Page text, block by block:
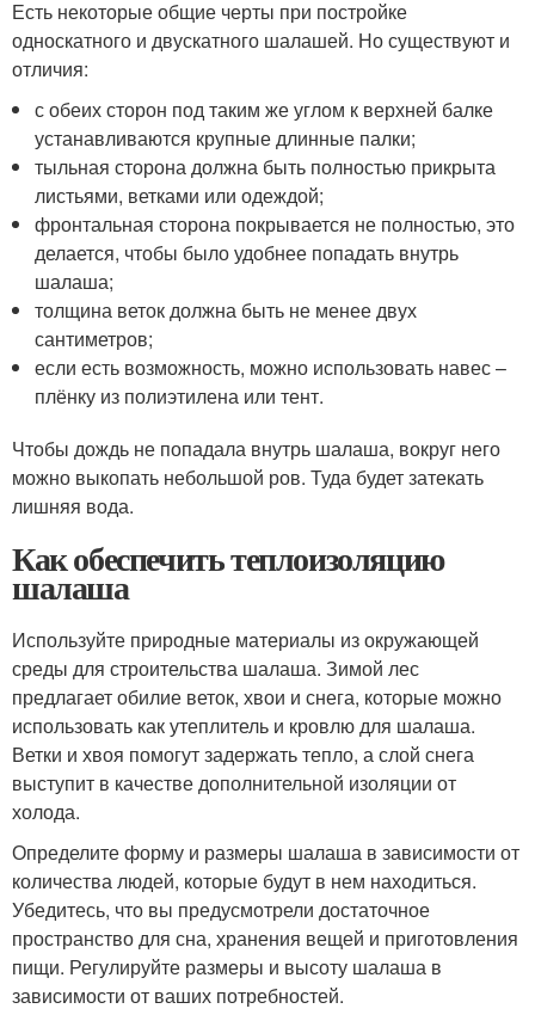
Есть некоторые общие черты при постройке
односкатного и двускатного шалашей. Но существуют и
отличия:
с обеих сторон под таким же углом к верхней балке
устанавливаются крупные длинные палки;
тыльная сторона должна быть полностью прикрыта
листьями, ветками или одеждой;
фронтальная сторона покрывается не полностью, это
делается, чтобы было удобнее попадать внутрь
шалаша;
толщина веток должна быть не менее двух
сантиметров;
если есть возможность, можно использовать навес –
плёнку из полиэтилена или тент.
Чтобы дождь не попадала внутрь шалаша, вокруг него
можно выкопать небольшой ров. Туда будет затекать
лишняя вода.
Как обеспечить теплоизоляцию
шалаша
Используйте природные материалы из окружающей
среды для строительства шалаша. Зимой лес
предлагает обилие веток, хвои и снега, которые можно
использовать как утеплитель и кровлю для шалаша.
Ветки и хвоя помогут задержать тепло, а слой снега
выступит в качестве дополнительной изоляции от
холода.
Определите форму и размеры шалаша в зависимости от
количества людей, которые будут в нем находиться.
Убедитесь, что вы предусмотрели достаточное
пространство для сна, хранения вещей и приготовления
пищи. Регулируйте размеры и высоту шалаша в
зависимости от ваших потребностей.